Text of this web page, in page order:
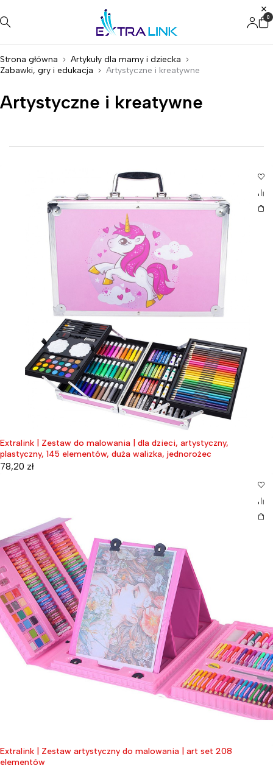
0
Strona główna
Artykuły dla mamy i dziecka
Zabawki, gry i edukacja
Artystyczne i kreatywne
Artystyczne i kreatywne
Extralink | Zestaw do malowania | dla dzieci, artystyczny,
plastyczny, 145 elementów, duża walizka, jednorożec
78,20 zł
Extralink | Zestaw artystyczny do malowania | art set 208
elementów